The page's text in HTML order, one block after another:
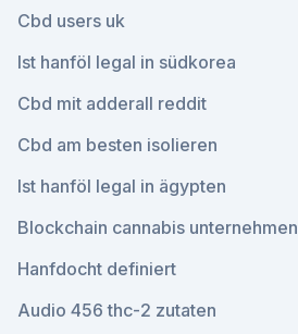
Cbd users uk
Ist hanföl legal in südkorea
Cbd mit adderall reddit
Cbd am besten isolieren
Ist hanföl legal in ägypten
Blockchain cannabis unternehmen
Hanfdocht definiert
Audio 456 thc-2 zutaten